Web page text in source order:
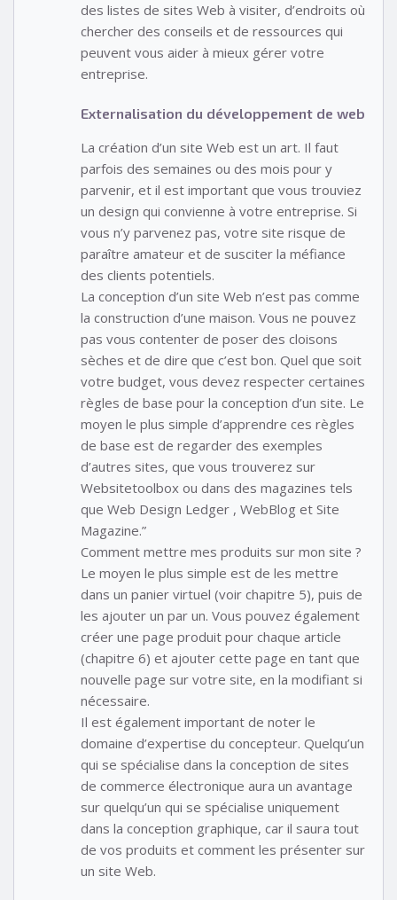
des listes de sites Web à visiter, d’endroits où
chercher des conseils et de ressources qui
peuvent vous aider à mieux gérer votre
entreprise.
Externalisation du développement de web
La création d’un site Web est un art. Il faut
parfois des semaines ou des mois pour y
parvenir, et il est important que vous trouviez
un design qui convienne à votre entreprise. Si
vous n’y parvenez pas, votre site risque de
paraître amateur et de susciter la méfiance
des clients potentiels.
La conception d’un site Web n’est pas comme
la construction d’une maison. Vous ne pouvez
pas vous contenter de poser des cloisons
sèches et de dire que c’est bon. Quel que soit
votre budget, vous devez respecter certaines
règles de base pour la conception d’un site. Le
moyen le plus simple d’apprendre ces règles
de base est de regarder des exemples
d’autres sites, que vous trouverez sur
Websitetoolbox ou dans des magazines tels
que Web Design Ledger , WebBlog et Site
Magazine.”
Comment mettre mes produits sur mon site ?
Le moyen le plus simple est de les mettre
dans un panier virtuel (voir chapitre 5), puis de
les ajouter un par un. Vous pouvez également
créer une page produit pour chaque article
(chapitre 6) et ajouter cette page en tant que
nouvelle page sur votre site, en la modifiant si
nécessaire.
Il est également important de noter le
domaine d’expertise du concepteur. Quelqu’un
qui se spécialise dans la conception de sites
de commerce électronique aura un avantage
sur quelqu’un qui se spécialise uniquement
dans la conception graphique, car il saura tout
de vos produits et comment les présenter sur
un site Web.